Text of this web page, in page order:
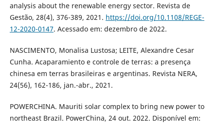
analysis about the renewable energy sector. Revista de
Gestão, 28(4), 376-389, 2021. https://doi.org/10.1108/REGE-
12-2020-0147. Acessado em: dezembro de 2022.
NASCIMENTO, Monalisa Lustosa; LEITE, Alexandre Cesar
Cunha. Acaparamiento e controle de terras: a presença
chinesa em terras brasileiras e argentinas. Revista NERA,
24(56), 162-186, jan.-abr., 2021.
POWERCHINA. Mauriti solar complex to bring new power to
northeast Brazil. PowerChina, 24 out. 2022. Disponível em: